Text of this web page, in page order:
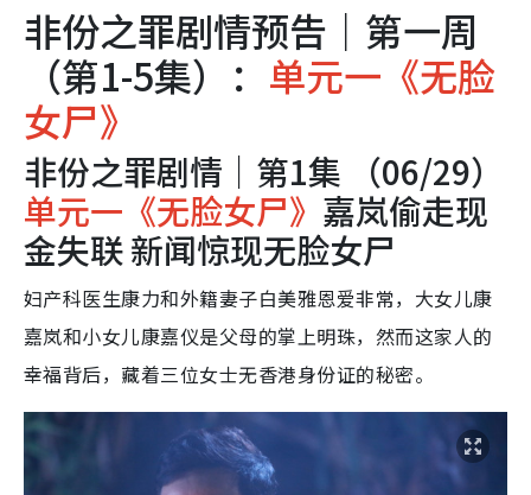
非份之罪剧情预告｜第一周
（第1-5集）： 单元一《无脸
女尸》
非份之罪剧情｜第1集 （06/29）
单元一《无脸女尸》 嘉岚偷走现
金失联 新闻惊现无脸女尸
妇产科医生康力和外籍妻子白美雅恩爱非常，大女儿康
嘉岚和小女儿康嘉仪是父母的掌上明珠，然而这家人的
幸福背后，藏着三位女士无香港身份证的秘密。